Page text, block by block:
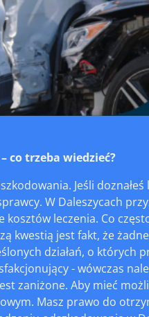
co trzeba wiedzieć?
Jeśli
W Daleszycach
kosztów leczenia. Co
kwestią jest fakt, że
działań, o których
- wówczas
zaniżone. Aby mieć
Masz prawo do